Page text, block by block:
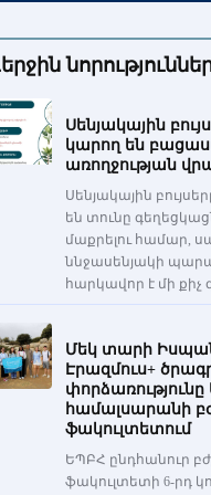
Սենյակային
կարող են
առողջության
Սենյակային
են տունը
մաքրելու համար,
ննջասենյակի
հարկավոր է մի քիչ
Մեկ տարի
Էրազմուս+
համալսարանի
ֆակուլտետում
ԵՊԲՀ ընդհանուր
ֆակուլտետի 6-րդ